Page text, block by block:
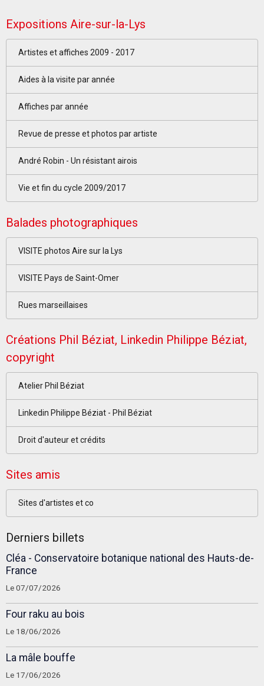
Expositions Aire-sur-la-Lys
Artistes et affiches 2009 - 2017
Aides à la visite par année
Affiches par année
Revue de presse et photos par artiste
André Robin - Un résistant airois
Vie et fin du cycle 2009/2017
Balades photographiques
VISITE photos Aire sur la Lys
VISITE Pays de Saint-Omer
Rues marseillaises
Créations Phil Béziat, Linkedin Philippe Béziat,
copyright
Atelier Phil Béziat
Linkedin Philippe Béziat - Phil Béziat
Droit d'auteur et crédits
Sites amis
Sites d'artistes et co
Derniers billets
Cléa - Conservatoire botanique national des Hauts-de-
France
Le 07/07/2026
Four raku au bois
Le 18/06/2026
La mâle bouffe
Le 17/06/2026